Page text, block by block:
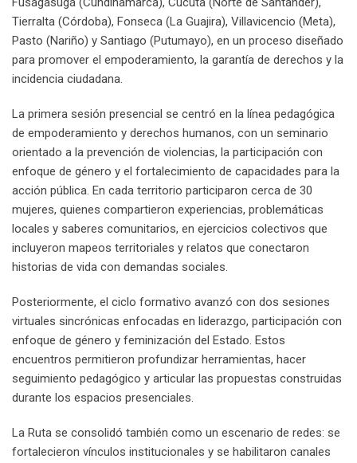
Tierralta (Córdoba), Fonseca (La Guajira), Villavicencio (Meta),
Pasto (Nariño) y Santiago (Putumayo), en un proceso diseñado
para promover el empoderamiento, la garantía de derechos y la
incidencia ciudadana.
La primera sesión presencial se centró en la línea pedagógica
de empoderamiento y derechos humanos, con un seminario
orientado a la prevención de violencias, la participación con
enfoque de género y el fortalecimiento de capacidades para la
acción pública. En cada territorio participaron cerca de 30
mujeres, quienes compartieron experiencias, problemáticas
locales y saberes comunitarios, en ejercicios colectivos que
incluyeron mapeos territoriales y relatos que conectaron
historias de vida con demandas sociales.
Posteriormente, el ciclo formativo avanzó con dos sesiones
virtuales sincrónicas enfocadas en liderazgo, participación con
enfoque de género y feminización del Estado. Estos
encuentros permitieron profundizar herramientas, hacer
seguimiento pedagógico y articular las propuestas construidas
durante los espacios presenciales.
La Ruta se consolidó también como un escenario de redes: se
fortalecieron vínculos institucionales y se habilitaron canales